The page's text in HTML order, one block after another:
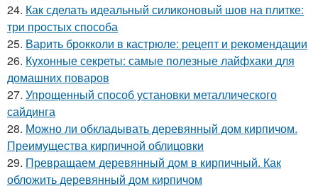
24. Как сделать идеальный силиконовый шов на плитке:
три простых способа
25. Варить брокколи в кастрюле: рецепт и рекомендации
26. Кухонные секреты: самые полезные лайфхаки для
домашних поваров
27. Упрощенный способ установки металлического
сайдинга
28. Можно ли обкладывать деревянный дом кирпичом.
Преимущества кирпичной облицовки
29. Превращаем деревянный дом в кирпичный. Как
обложить деревянный дом кирпичом